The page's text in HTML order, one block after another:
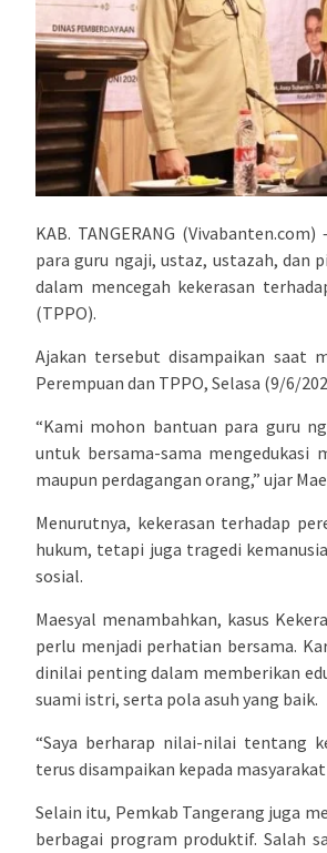
KAB. TANGERANG
para guru ngaji, ustaz, ustazah, dan
dalam mencegah kekerasan
(TPPO).
Ajakan tersebut disampaikan saat
Perempuan dan TPPO, Selasa (9/6/
“Kami mohon bantuan para guru
untuk bersama-sama mengedukasi
maupun perdagangan orang,” ujar
Menurutnya, kekerasan terhadap
hukum, tetapi juga tragedi
sosial.
Maesyal menambahkan, kasus
perlu menjadi perhatian bersama.
dinilai penting dalam memberikan
suami istri, serta pola asuh yang baik.
“Saya berharap nilai-nilai tentang
terus disampaikan kepada
Selain itu, Pemkab Tangerang juga
berbagai program produktif. Salah